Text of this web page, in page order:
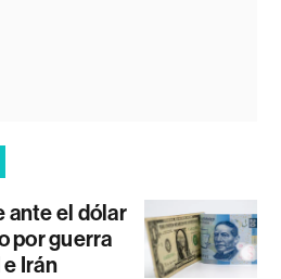
ante el dólar
por guerra
e Irán